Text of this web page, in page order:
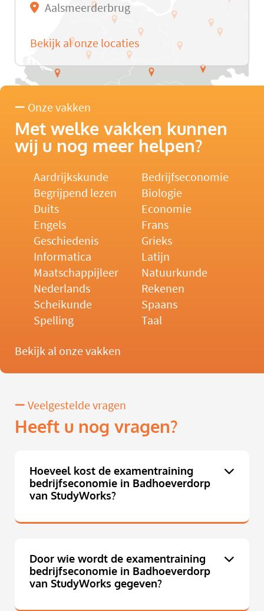
Aalsmeerderbrug
Bekijk al onze locaties
Onze vakken
Met welke vakken kunnen
wij u nog meer helpen?
Aardrijkskunde
Bedrijfseconomie
Begrijpend lezen
Biologie
Duits
Economie
Engels
Frans
Geschiedenis
Grieks
Informatica
Latijn
Maatschappijleer
Natuurkunde
Nederlands
Rekenen
Scheikunde
Spaans
Spelling
Taal
Bekijk al onze vakken
Veelgestelde vragen
Heeft u nog vragen?
Hoeveel kost de examentraining
bedrijfseconomie in Badhoeverdorp
van StudyWorks?
Door wie wordt de examentraining
bedrijfseconomie in Badhoeverdorp
van StudyWorks gegeven?